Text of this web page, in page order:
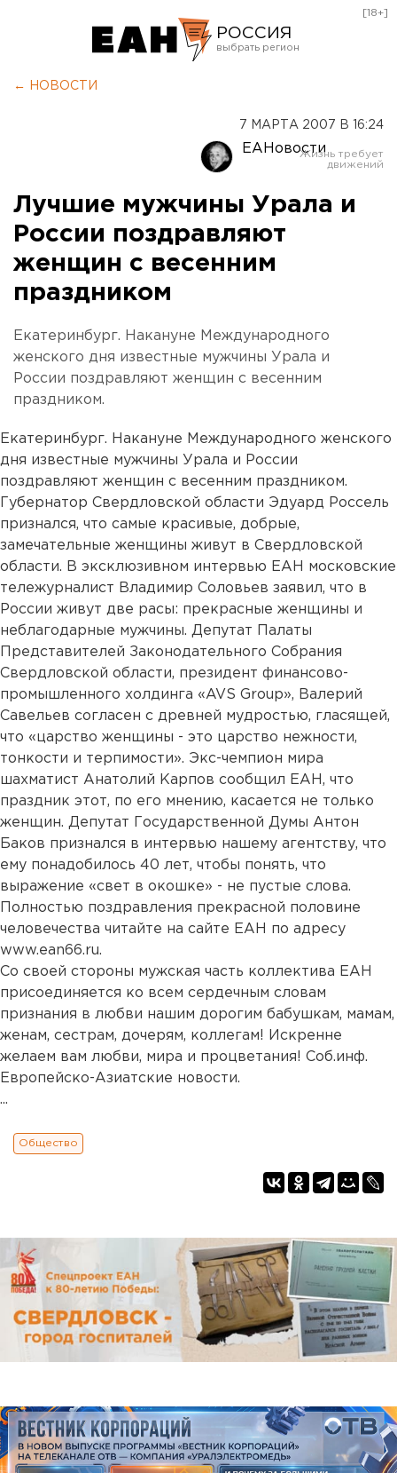
РОССИЯ
Оренбург
[18+]
← НОВОСТИ
7 МАРТА 2007 В 16:24
ЕАНовости
Лучшие мужчины Урала и
России поздравляют
женщин с весенним
праздником
Екатеринбург. Накануне Международного
женского дня известные мужчины Урала и
России поздравляют женщин с весенним
праздником.
Екатеринбург. Накануне Международного женского
дня известные мужчины Урала и России
поздравляют женщин с весенним праздником.
Губернатор Свердловской области Эдуард Россель
признался, что самые красивые, добрые,
замечательные женщины живут в Свердловской
области. В эксклюзивном интервью ЕАН московские
тележурналист Владимир Соловьев заявил, что в
России живут две расы: прекрасные женщины и
неблагодарные мужчины. Депутат Палаты
Представителей Законодательного Собрания
Свердловской области, президент финансово-
промышленного холдинга «AVS Group», Валерий
Савельев согласен с древней мудростью, гласящей,
что «царство женщины - это царство нежности,
тонкости и терпимости». Экс-чемпион мира
шахматист Анатолий Карпов сообщил ЕАН, что
праздник этот, по его мнению, касается не только
женщин. Депутат Государственной Думы Антон
Баков признался в интервью нашему агентству, что
ему понадобилось 40 лет, чтобы понять, что
выражение «свет в окошке» - не пустые слова.
Полностью поздравления прекрасной половине
человечества читайте на сайте ЕАН по адресу
www.ean66.ru.
Со своей стороны мужская часть коллектива ЕАН
присоединяется ко всем сердечным словам
признания в любви нашим дорогим бабушкам, мамам,
женам, сестрам, дочерям, коллегам! Искренне
желаем вам любви, мира и процветания! Соб.инф.
Европейско-Азиатские новости.
...
Общество